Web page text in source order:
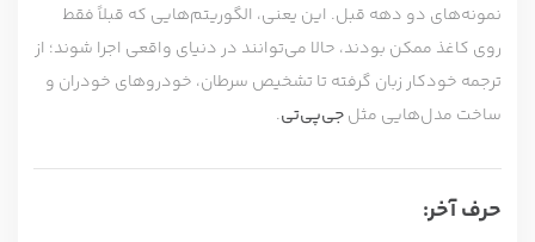
نمونه‌های دو دهه قبل. این یعنی، الگوریتم‌هایی که قبلاً فقط
روی کاغذ ممکن بودند، حالا می‌توانند در دنیای واقعی اجرا شوند؛ از
ترجمه خودکار زبان گرفته تا تشخیص سرطان، خودروهای خودران و
ساخت مدل‌هایی مثلجی‌پی‌تی.
حرف آخر: